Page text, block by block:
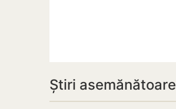
Știri asemănătoare